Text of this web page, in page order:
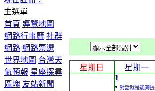
主選單
首頁 導覽地圖
網路行事曆 社群
網路 網路票選
世界地圖 台灣天
氣預報 星座探尋
區塊 友站新聞
星期日 星期一
1
• 對話就是能夠提